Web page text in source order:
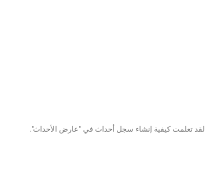
تعلمت كيفية إنشاء سجل أحداث في "عارض الأحداث".